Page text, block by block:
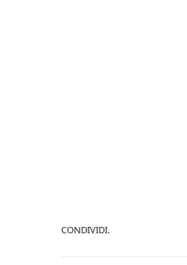
CONDIVIDI.